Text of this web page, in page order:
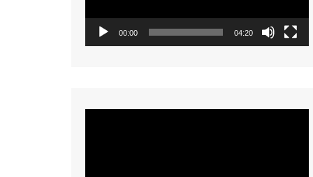
00:00 04:20